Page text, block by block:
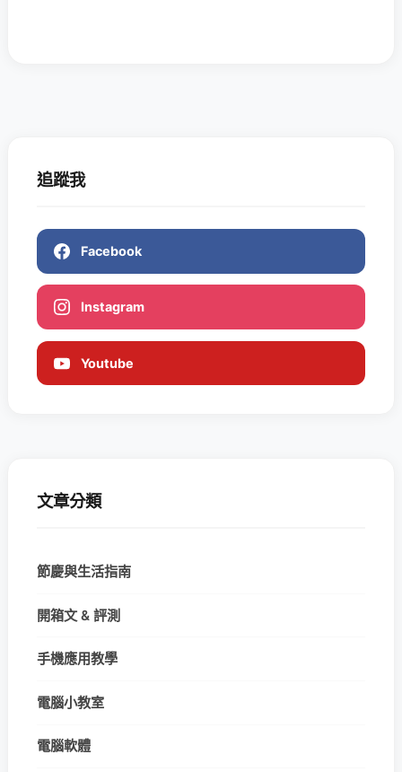
追蹤我
Facebook
Instagram
Youtube
文章分類
節慶與生活指南
開箱文 & 評測
手機應用教學
電腦小教室
電腦軟體